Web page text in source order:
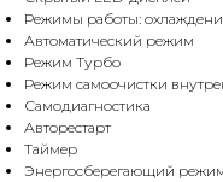
Режимы работы:
Автоматический режим
Режим Турбо
Режим самоочистки
Самодиагностика
Авторестарт
Таймер
Энергосберегающий